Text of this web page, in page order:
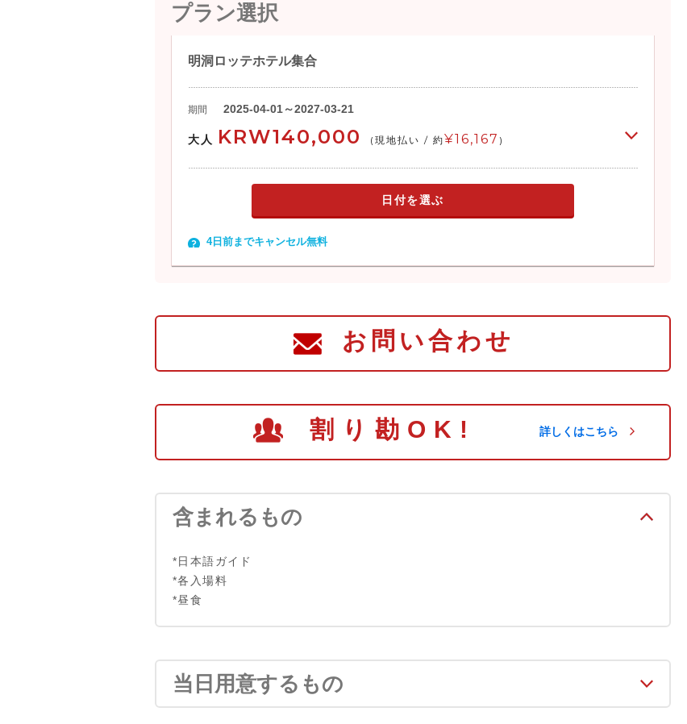
プラン選択
明洞ロッテホテル集合
期間 2025-04-01～2027-03-21
大人 KRW140,000 (現地払い / 約¥16,167 )
日付を選ぶ
4日前までキャンセル無料
お問い合わせ
割り勘OK! 詳しくはこちら
含まれるもの
*日本語ガイド
*各入場料
*昼食
当日用意するもの